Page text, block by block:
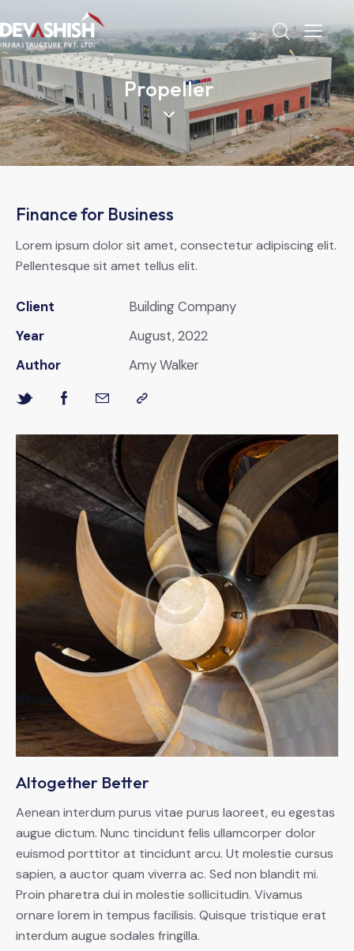
Propeller
Altogether Better
Aenean interdum purus vitae purus laoreet, eu egestas
augue dictum. Nunc tincidunt felis ullamcorper dolor
euismod porttitor at tincidunt arcu. Ut molestie cursus
sapien, a auctor quam viverra ac. Sed non blandit mi.
Proin pharetra dui in molestie sollicitudin. Vivamus
ornare lorem in tempus facilisis. Quisque tristique erat
interdum augue sodales fringilla.
Finance for Business
Lorem ipsum dolor sit amet, consectetur adipiscing elit.
Pellentesque sit amet tellus elit.
Client
Building Company
Year
August, 2022
Author
Amy Walker